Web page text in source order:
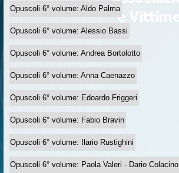
Opuscoli 6° volume: Aldo Palma
Opuscoli 6° volume: Alessio Bassi
Opuscoli 6° volume: Andrea Bortolotto
Opuscoli 6° volume: Anna Caenazzo
Opuscoli 6° volume: Edoardo Friggeri
Opuscoli 6° volume: Fabio Bravin
Opuscoli 6° volume: Ilario Rustighini
Opuscoli 6° volume: Paola Valeri - Dario Colacino